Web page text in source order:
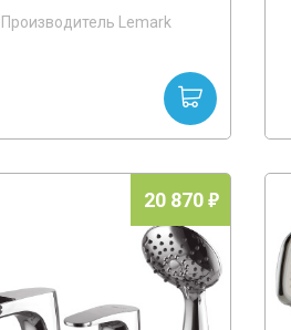
Производитель Lemark
20 870